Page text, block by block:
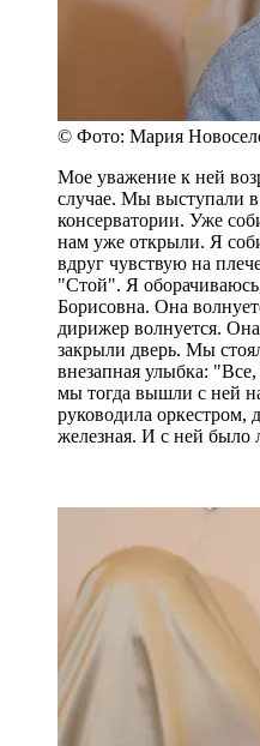
© Фото: Мария
Мое уважение к ней
случае. Мы выступали
консерватории. Уже
нам уже открыли. Я
вдруг чувствую на
"Стой". Я
Борисовна. Она
дирижер волнуется.
закрыли дверь. Мы
внезапная улыбка:
мы тогда вышли с ней
руководила оркестром,
железная. И с ней было